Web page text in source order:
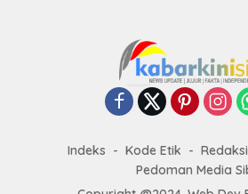
Indeks Kode Etik Redaksi
Pedoman Media